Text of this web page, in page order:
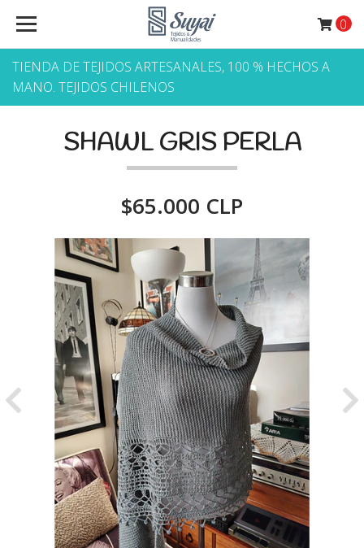
TIENDA DE TEJIDOS ARTESANALES, 100 % HECHOS A
MANO. TEJIDOS CHILENOS
0
SHAWL GRIS PERLA
$65.000 CLP
Previous